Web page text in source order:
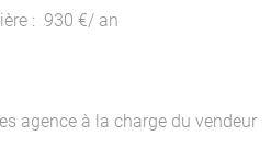
dans cette belle aventure.
: 930 €/ an
agence à la charge du vendeur